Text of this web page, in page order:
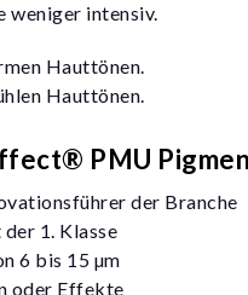
weniger intensiv.
Hauttönen.
Hauttönen.
PMU
der Branche
1. Klasse
6 bis 15 µm
oder Effekte